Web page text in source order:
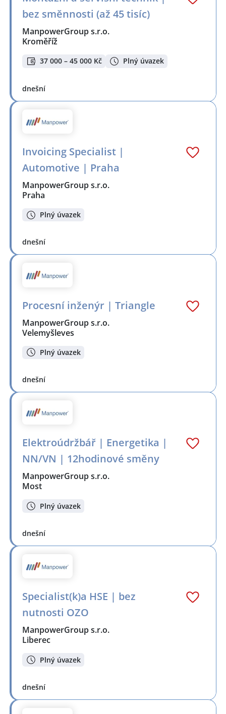
bez směnnosti (až 45 tisíc)
ManpowerGroup s.r.o.
Kroměříž
37 000 – 45 000 Kč Plný úvazek
dnešní
Invoicing Specialist |
Automotive | Praha
ManpowerGroup s.r.o.
Praha
Plný úvazek
dnešní
Procesní inženýr | Triangle
ManpowerGroup s.r.o.
Velemyšleves
Plný úvazek
dnešní
Elektroúdržbář | Energetika |
NN/VN | 12hodinové směny
ManpowerGroup s.r.o.
Most
Plný úvazek
dnešní
Specialist(k)a HSE | bez
nutnosti OZO
ManpowerGroup s.r.o.
Liberec
Plný úvazek
dnešní